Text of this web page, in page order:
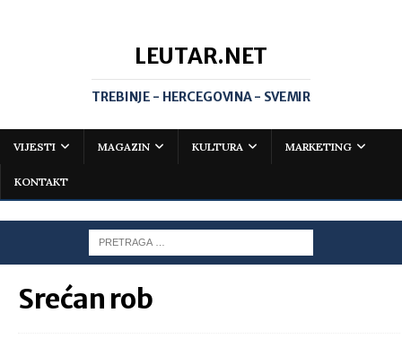
LEUTAR.NET
TREBINJE - HERCEGOVINA - SVEMIR
VIJESTI MAGAZIN KULTURA MARKETING
KONTAKT
Srećan rob